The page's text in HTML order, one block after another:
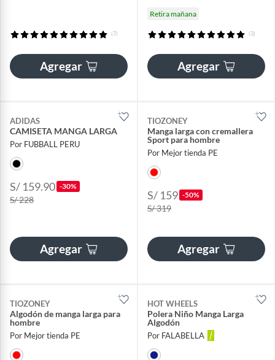
(7)
Agregar
Retira mañana
(3)
Agregar
ADIDAS
CAMISETA MANGA LARGA
Por FUBBALL PERU
S/ 159.90 -30%
S/ 228
Agregar
TIOZONEY
Manga larga con cremallera
Sport para hombre
Por Mejor tienda PE
S/ 159 -50%
S/ 319
Agregar
TIOZONEY
Algodón de manga larga para
hombre
Por Mejor tienda PE
HOT WHEELS
Polera Niño Manga Larga
Algodón
Por FALABELLA